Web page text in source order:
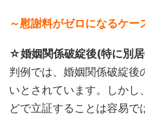
～慰謝料がゼロになるケー
☆婚姻関係破綻後(特に別
判例では、婚姻関係破綻後
いとされています。しかし
どで立証することは容易で